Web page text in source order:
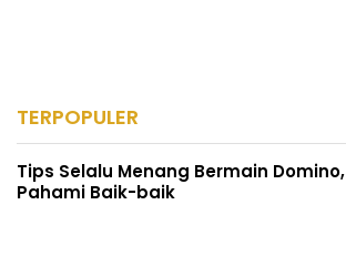
TERPOPULER
Tips Selalu Menang Bermain Domino,
Pahami Baik-baik